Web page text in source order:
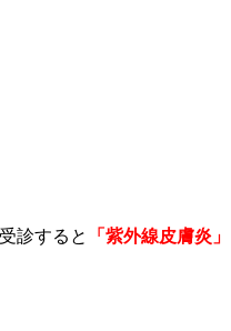
診すると 「紫外線皮膚炎」